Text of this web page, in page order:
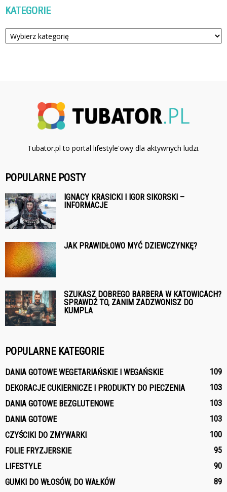
KATEGORIE
Kategorie
Tubator.pl to portal lifestyle'owy dla aktywnych ludzi.
POPULARNE POSTY
IGNACY KRASICKI I IGOR SIKORSKI –
INFORMACJE
JAK PRAWIDŁOWO MYĆ DZIEWCZYNKĘ?
SZUKASZ DOBREGO BARBERA W KATOWICACH?
SPRAWDŹ TO, ZANIM ZADZWONISZ DO
KUMPLA
POPULARNE KATEGORIE
DANIA GOTOWE WEGETARIAŃSKIE I WEGAŃSKIE
109
DEKORACJE CUKIERNICZE I PRODUKTY DO PIECZENIA
103
DANIA GOTOWE BEZGLUTENOWE
103
DANIA GOTOWE
103
CZYŚCIKI DO ZMYWARKI
100
FOLIE FRYZJERSKIE
95
LIFESTYLE
90
GUMKI DO WŁOSÓW, DO WAŁKÓW
89